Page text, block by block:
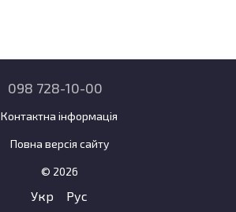
098 728-10-00
Контактна інформація
Повна версія сайту
© 2026
Укр Рус